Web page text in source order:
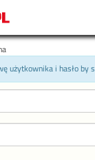
użytkownika i hasło by